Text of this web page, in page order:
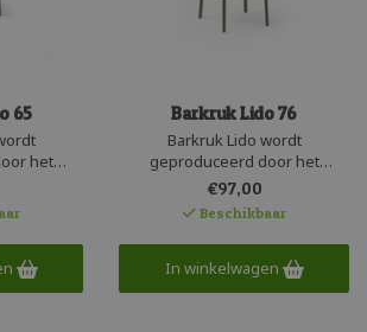
65
het
Deze
is
Barkruk Lido 76
Barkruk Lido wordt
geproduceerd door het
Italiaanse merk Nardi. Deze
stijlvolle barkruk is stapelbaar
en duurzaam. Het recyclebare
kunststof is subtiel afgewerkt
en heeft een matte uitstraling.
De lichtgewicht barkruk is
€97,00
Beschikbaar
In winkelwagen